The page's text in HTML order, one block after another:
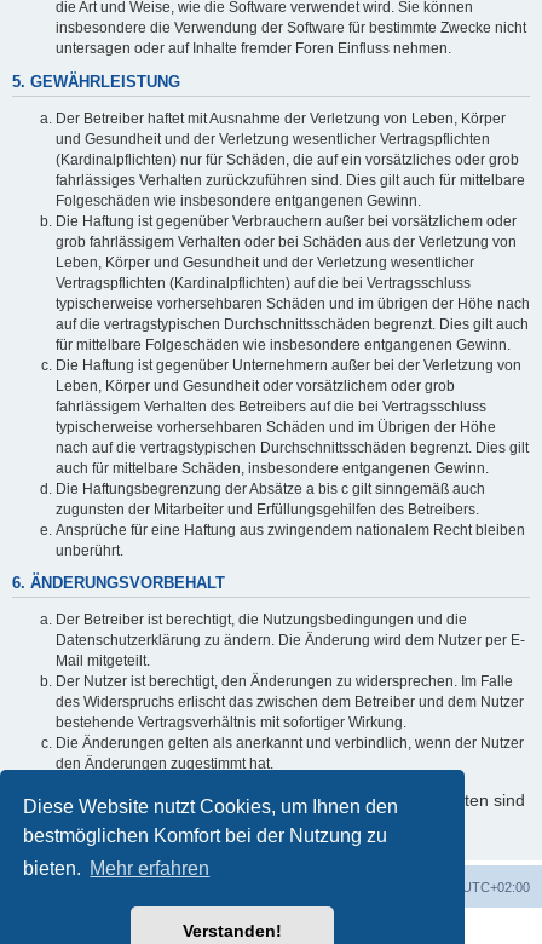
Diese Website nutzt Cookies, um Ihnen den
bestmöglichen Komfort bei der Nutzung zu
bieten. Mehr erfahren
Verstanden!
die Art und Weise, wie die Software verwendet wird. Sie können
insbesondere die Verwendung der Software für bestimmte Zwecke nicht
untersagen oder auf Inhalte fremder Foren Einfluss nehmen.
5. GEWÄHRLEISTUNG
Der Betreiber haftet mit Ausnahme der Verletzung von Leben, Körper
und Gesundheit und der Verletzung wesentlicher Vertragspflichten
(Kardinalpflichten) nur für Schäden, die auf ein vorsätzliches oder grob
fahrlässiges Verhalten zurückzuführen sind. Dies gilt auch für mittelbare
Folgeschäden wie insbesondere entgangenen Gewinn.
Die Haftung ist gegenüber Verbrauchern außer bei vorsätzlichem oder
grob fahrlässigem Verhalten oder bei Schäden aus der Verletzung von
Leben, Körper und Gesundheit und der Verletzung wesentlicher
Vertragspflichten (Kardinalpflichten) auf die bei Vertragsschluss
typischerweise vorhersehbaren Schäden und im übrigen der Höhe nach
auf die vertragstypischen Durchschnittsschäden begrenzt. Dies gilt auch
für mittelbare Folgeschäden wie insbesondere entgangenen Gewinn.
Die Haftung ist gegenüber Unternehmern außer bei der Verletzung von
Leben, Körper und Gesundheit oder vorsätzlichem oder grob
fahrlässigem Verhalten des Betreibers auf die bei Vertragsschluss
typischerweise vorhersehbaren Schäden und im Übrigen der Höhe
nach auf die vertragstypischen Durchschnittsschäden begrenzt. Dies gilt
auch für mittelbare Schäden, insbesondere entgangenen Gewinn.
Die Haftungsbegrenzung der Absätze a bis c gilt sinngemäß auch
zugunsten der Mitarbeiter und Erfüllungsgehilfen des Betreibers.
Ansprüche für eine Haftung aus zwingendem nationalem Recht bleiben
unberührt.
6. ÄNDERUNGSVORBEHALT
Der Betreiber ist berechtigt, die Nutzungsbedingungen und die
Datenschutzerklärung zu ändern. Die Änderung wird dem Nutzer per E-
Mail mitgeteilt.
Der Nutzer ist berechtigt, den Änderungen zu widersprechen. Im Falle
des Widerspruchs erlischt das zwischen dem Betreiber und dem Nutzer
bestehende Vertragsverhältnis mit sofortiger Wirkung.
Die Änderungen gelten als anerkannt und verbindlich, wenn der Nutzer
den Änderungen zugestimmt hat.
Informationen über den Umgang mit Ihren persönlichen Daten sind
in der Datenschutzerklärung enthalten.
UTC+02:00
Powered byphpBB® Forum Software © phpBB Limited